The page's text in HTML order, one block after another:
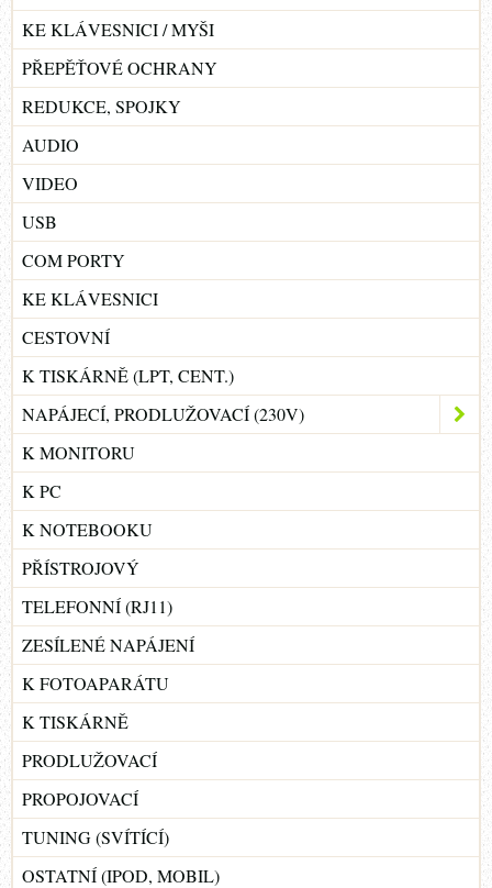
KE KLÁVESNICI / MYŠI
PŘEPĚŤOVÉ OCHRANY
REDUKCE, SPOJKY
AUDIO
VIDEO
USB
COM PORTY
KE KLÁVESNICI
CESTOVNÍ
K TISKÁRNĚ (LPT, CENT.)
NAPÁJECÍ, PRODLUŽOVACÍ (230V)
K MONITORU
K PC
K NOTEBOOKU
PŘÍSTROJOVÝ
TELEFONNÍ (RJ11)
ZESÍLENÉ NAPÁJENÍ
K FOTOAPARÁTU
K TISKÁRNĚ
PRODLUŽOVACÍ
PROPOJOVACÍ
TUNING (SVÍTÍCÍ)
OSTATNÍ (IPOD, MOBIL)